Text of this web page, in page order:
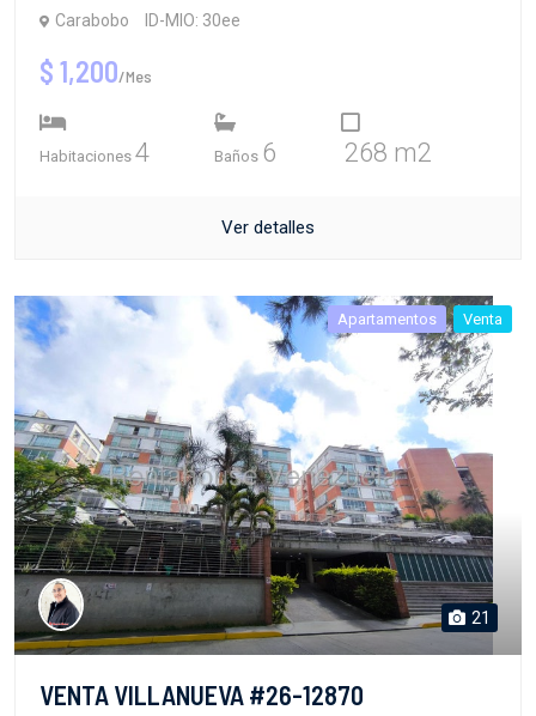
Carabobo ID-MIO: 30ee
$ 1,200/Mes
Habitaciones 4 Baños 6 268 m2
Ver detalles
Apartamentos Venta
21
VENTA VILLANUEVA #26-12870